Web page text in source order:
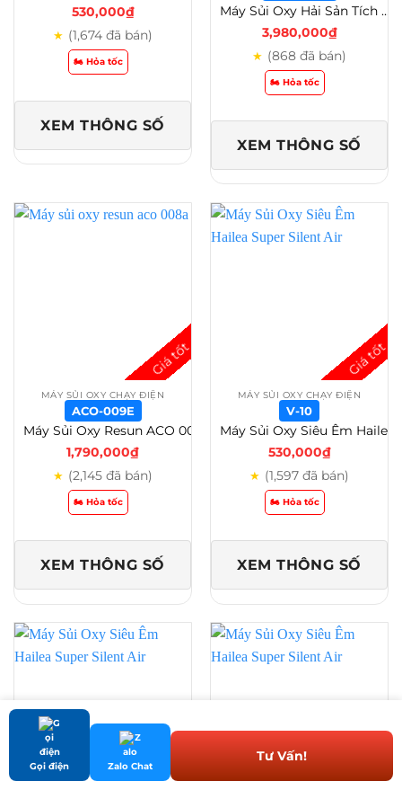
530,000₫
★ (1,674 đã bán)
🏍️ Hỏa tốc
XEM THÔNG SỐ
Máy Sủi Oxy Hải Sản Tích Điện RS 500/600/700/800/900/1000/2000/5000 Giải Pháp Sục Khí Di Động – RS-5000B
3,980,000₫
★ (868 đã bán)
🏍️ Hỏa tốc
XEM THÔNG SỐ
MÁY SỦI OXY CHẠY ĐIỆN
ACO-009E
1,790,000₫
★ (2,145 đã bán)
🏍️ Hỏa tốc
XEM THÔNG SỐ
MÁY SỦI OXY CHẠY ĐIỆN
V-10
Máy Sủi Oxy Siêu Êm Hailea Super Silent Air Pump V Series – Mạnh Mẽ, Êm Ái, Bền Bỉ – V-10
530,000₫
★ (1,597 đã bán)
🏍️ Hỏa tốc
XEM THÔNG SỐ
Gọi điện Zalo Chat
Tư Vấn!